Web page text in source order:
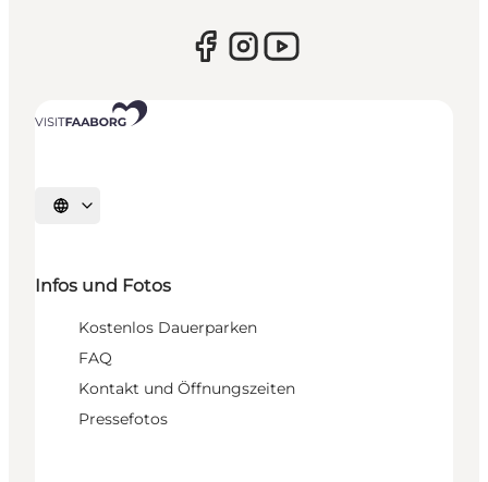
Sprache auswählen
Infos und Fotos
Kostenlos Dauerparken
FAQ
Kontakt und Öffnungszeiten
Pressefotos